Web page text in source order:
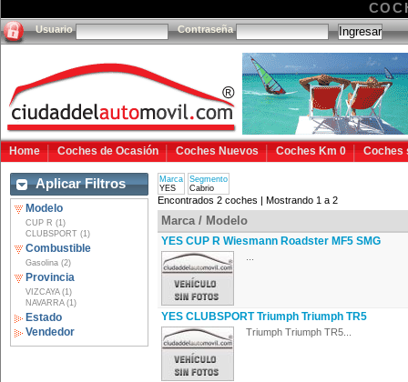
Usuario Contraseña
Home Coches de Ocasión Coches Nuevos Coches Km 0 Coches
Aplicar Filtros
Modelo
CUP R (1)
CLUBSPORT (1)
Combustible
Gasolina (2)
Provincia
VIZCAYA (1)
NAVARRA (1)
Estado
Vendedor
Marca
YES
Segmento
Cabrio
Encontrados 2 coches | Mostrando 1 a 2
Marca / Modelo
YES CUP R Wiesmann Roadster MF5 SMG
YES CLUBSPORT Triumph Triumph TR5
Triumph Triumph TR5...